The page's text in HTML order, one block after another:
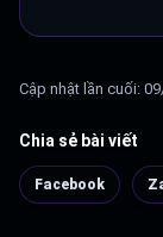
Cập nhật lần cuối:
Chia sẻ bài viết
Facebook